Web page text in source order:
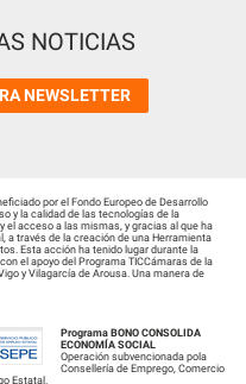
NOTICIAS
NEWSLETTER
por el Fondo Europeo de Desarrollo
y la calidad de las tecnologías de la
el acceso a las mismas, y gracias al que ha
a través de la creación de una Herramienta
Esta acción ha tenido lugar durante la
el apoyo del Programa TICCámaras de la
y Vilagarcía de Arousa. Una manera de
Programa BONO CONSOLIDA
ECONOMÍA SOCIAL
Operación subvencionada pola
Consellería de Emprego, Comercio
Estatal.